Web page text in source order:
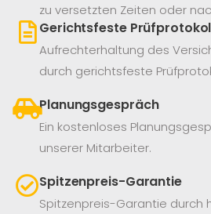
zu versetzten Zeiten oder
Gerichtsfeste
Aufrechterhaltung des
durch gerichtsfeste
Planungsgespräch
Ein kostenloses
unserer Mitarbeiter.
Spitzenpreis-Garantie
Spitzenpreis-Garantie durch